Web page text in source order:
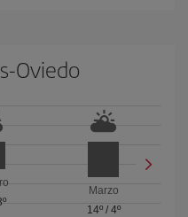
Oviedo
Marzo
14º/ 4º